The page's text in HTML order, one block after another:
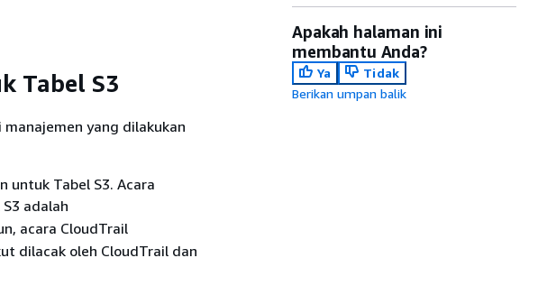
Tabel S3
yang dilakukan
untuk Tabel S3. Acara
adalah
acara CloudTrail
dilacak oleh CloudTrail dan
Apakah halaman ini
membantu Anda?
Ya
Tidak
Berikan umpan balik